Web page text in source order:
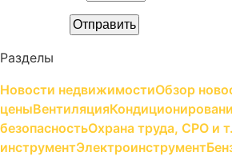
Разделы
Новости недвижимостиОбзор
ценыВентиляция
безопасностьОхрана труда, СРО и
инструментЭлектроинструмент